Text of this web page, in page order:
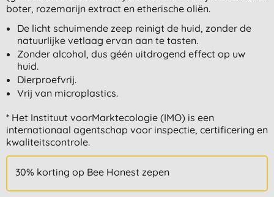
boter, rozemarijn extract en etherische oliën.
De licht schuimende zeep reinigt de huid, zonder de
natuurlijke vetlaag ervan aan te tasten.
Zonder alcohol, dus géén uitdrogend effect op uw
huid.
Dierproefvrij.
Vrij van microplastics.
* Het Instituut voorMarktecologie (IMO) is een
internationaal agentschap voor inspectie, certificering en
kwaliteitscontrole.
30% korting op Bee Honest zepen